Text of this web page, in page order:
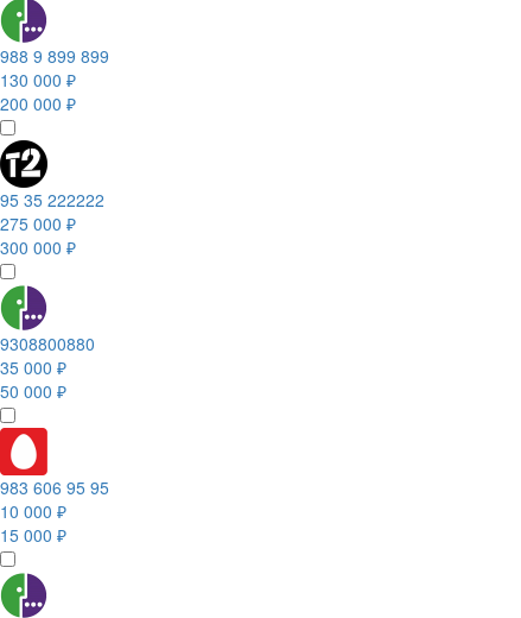
988 9 899 899
130 000 ₽
200 000 ₽
95 35 222222
275 000 ₽
300 000 ₽
9308800880
35 000 ₽
50 000 ₽
983 606 95 95
10 000 ₽
15 000 ₽